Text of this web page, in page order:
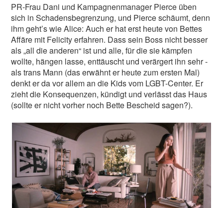
PR-Frau Dani und Kampagnenmanager Pierce üben
sich in Schadensbegrenzung, und Pierce schäumt, denn
ihm geht’s wie Alice: Auch er hat erst heute von Bettes
Affäre mit Felicity erfahren. Dass sein Boss nicht besser
als „all die anderen“ ist und alle, für die sie kämpfen
wollte, hängen lasse, enttäuscht und verärgert ihn sehr -
als trans Mann (das erwähnt er heute zum ersten Mal)
denkt er da vor allem an die Kids vom LGBT-Center. Er
zieht die Konsequenzen, kündigt und verlässt das Haus
(sollte er nicht vorher noch Bette Bescheid sagen?).